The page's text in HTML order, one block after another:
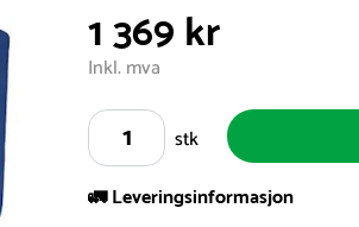
1 369 kr
Inkl. mva
stk
🚛 Leveringsinformasjon